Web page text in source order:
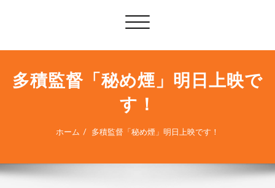
ナ
ゲ
シ
ョ
り
多積監督「秘め煙」明日上映で
す！
ホーム 多積監督「秘め煙」明日上映です！